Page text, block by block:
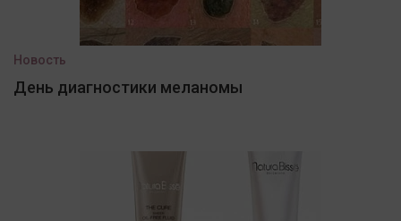
Новость
День диагностики меланомы